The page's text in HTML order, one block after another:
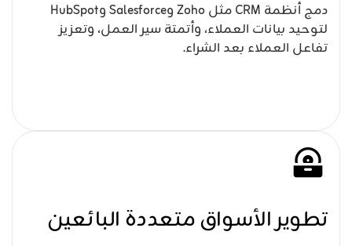
دمج أنظمة CRM مثل Zoho وSalesforce وHubSpot
لتوحيد بيانات العملاء، وأتمتة سير العمل، وتعزيز
تفاعل العملاء بعد الشراء.
تطوير الأسواق متعددة البائعين